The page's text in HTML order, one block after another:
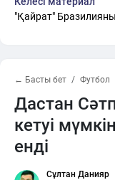
"Қайрат"
← Басты бет Футбол
Дастан
кетуі
енді
Сұлтан Данияр